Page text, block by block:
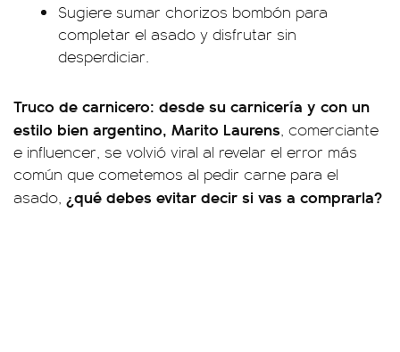
Sugiere sumar chorizos bombón para
completar el asado y disfrutar sin
desperdiciar.
Truco de carnicero: desde su carnicería y con un
estilo bien argentino, Marito Laurens, comerciante
e influencer, se volvió viral al revelar el error más
común que cometemos al pedir carne para el
asado, ¿qué debes evitar decir si vas a comprarla?